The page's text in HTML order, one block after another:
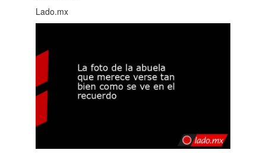
Lado.mx